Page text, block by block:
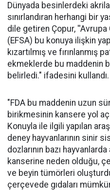
Dünyada besinlerdeki
sınırlandıran herhangi bir
dile getiren Çopur, ''Avrupa
(EFSA) bu konuya ilişkin
kızartılmış ve fırınlanmış
ekmeklerde bu maddenin
belirledi." ifadesini kullandı.
"FDA bu maddenin uzun
birikmesinin kansere yol
Konuyla ile ilgili yapılan
deney hayvanlarının sinir
dozlarının bazı
kanserine neden olduğu,
ve beyin tümörleri
çerçevede gıdaları